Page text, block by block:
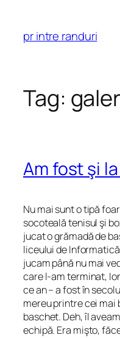
content
pr intre randuri
Tag:
Am fost şi
Nu mai sunt o tipă
socoteală tenisul şi
jucat o grămadă de
liceului de
jucam până nu mai
care l-am terminat,
ce an – a fost în
mereu printre cei mai
baschet. Deh, îl
echipă. Era mişto,